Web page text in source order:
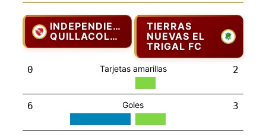
INDEPENDIENTE
QUILLACOLLO
TIERRAS
NUEVAS EL
TRIGAL FC
0 Tarjetas amarillas 2
6 Goles 3